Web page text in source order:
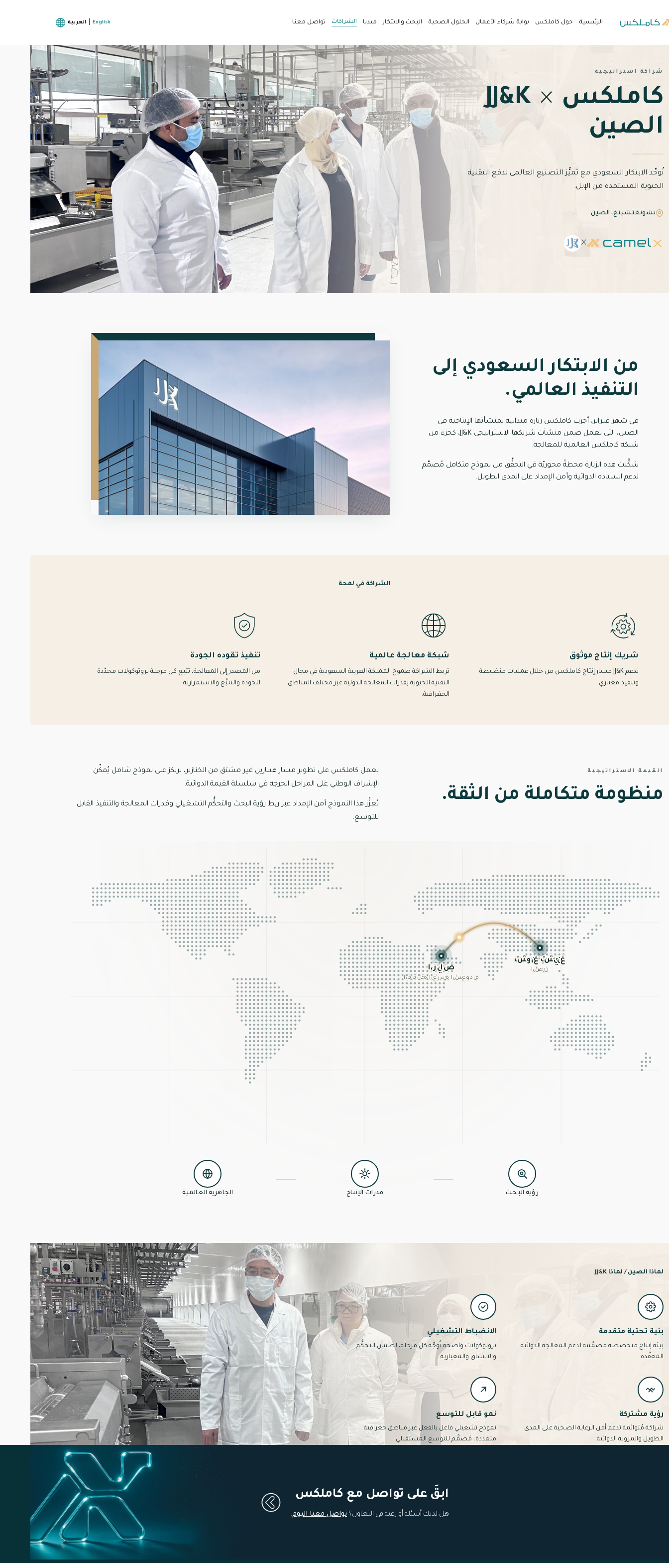
الرئيسية حول كاملكس بوابة شركاء الأعمال الحلول الصحية البحث والابتكار ميديا الشراكات تواصل معنا English العربية
شراكة استراتيجية
كاملكس ×
JJ&K
الصين
نُوحِّد الابتكار السعودي مع تميُّز التصنيع العالمي لدفع التقنية
الحيوية المستمدة من الإبل.
تشونغتشينغ، الصين
×
من الابتكار السعودي إلى
التنفيذ العالمي.
في شهر فبراير، أجرت كاملكس زيارة ميدانية لمنشأتها الإنتاجية في
الصين، التي تعمل ضمن منشآت شريكها الاستراتيجي JJ&K، كجزء من
شبكة كاملكس العالمية للمعالجة.
شكَّلت هذه الزيارة محطةً محوريّة في التحقُّق من نموذج متكامل مُصمَّم
لدعم السيادة الدوائية وأمن الإمداد على المدى الطويل.
الشراكة في لمحة
شريك إنتاج موثوق
تدعم JJ&K مسار إنتاج كاملكس من خلال عمليات منضبطة
وتنفيذ معياري.
شبكة معالجة عالمية
تربط الشراكة طموح المملكة العربية السعودية في مجال
التقنية الحيوية بقدرات المعالجة الدولية عبر مختلف المناطق
الجغرافية.
تنفيذ تقوده الجودة
من المصدر إلى المعالجة، تتبع كل مرحلة بروتوكولات محدَّدة
للجودة والتتبُّع والاستمرارية.
القيمة الاستراتيجية
منظومة متكاملة من الثقة.
تعمل كاملكس على تطوير مسار هيبارين غير مشتق من الخنازير، يرتكز على نموذج شامل يُمكِّن
الإشراف الوطني على المراحل الحرجة في سلسلة القيمة الدوائية.
يُعزِّز هذا النموذج أمن الإمداد عبر ربط رؤية البحث والتحكُّم التشغيلي وقدرات المعالجة والتنفيذ القابل
للتوسع.
الرياض
المملكة العربية السعودية
تشونغتشينغ
الصين
رؤية البحث قدرات الإنتاج الجاهزية العالمية
لماذا الصين / لماذا JJ&K
بنية تحتية متقدمة
بيئة إنتاج متخصصة مُصمَّمة لدعم المعالجة الدوائية
المعقَّدة.
الانضباط التشغيلي
بروتوكولات واضحة تُوجِّه كل مرحلة، لضمان التحكُّم
والاتساق والمعيارية.
رؤية مشتركة
شراكة مُتوائمة تدعم أمن الرعاية الصحية على المدى
الطويل والمرونة الدوائية.
نمو قابل للتوسع
نموذج تشغيلي فاعل بالفعل عبر مناطق جغرافية
متعددة، مُصمَّم للتوسع المستقبلي.
ابقَ على تواصل مع كاملكس
هل لديك أسئلة أو رغبة في التعاون؟ تواصل معنا اليوم.